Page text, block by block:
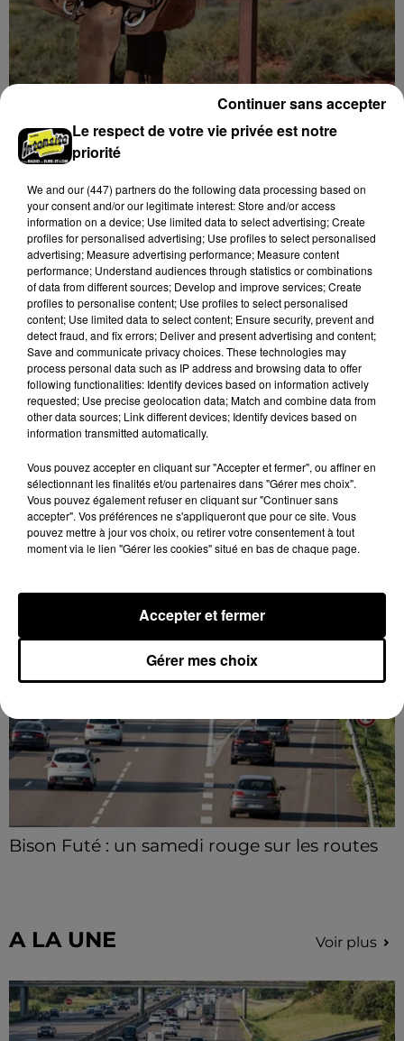
L'ACTEUR SAMY NACERI DE PASSAGE EN
EURE-ET-LOIR
DERNIERES INFOS Voir plus
CCF
Le C'Chartres Football reçoit, samedi 8 août les U19
Nationaux de l’US Orléans.
Bison Futé : un samedi rouge sur les routes
A LA UNE Voir plus
Le respect de votre vie privée est notre
priorité
We and our (447) partnersdo the following data processing based on
your consent and/or our legitimate interest: Store and/or access
information on a device; Use limited data to select advertising; Create
profiles for personalised advertising; Use profiles to select personalised
advertising; Measure advertising performance; Measure content
performance; Understand audiences through statistics or combinations
of data from different sources; Develop and improve services; Create
profiles to personalise content; Use profiles to select personalised
content; Use limited data to select content; Ensure security, prevent and
detect fraud, and fix errors; Deliver and present advertising and content;
Save and communicate privacy choices. These technologies may
process personal data such as IP address and browsing data to offer
following functionalities: Identify devices based on information actively
requested; Use precise geolocation data; Match and combine data from
other data sources; Link different devices; Identify devices based on
information transmitted automatically.
Vous pouvez accepter en cliquant sur "Accepter et fermer", ou affiner en
sélectionnant les finalités et/ou partenaires dans "Gérer mes choix".
Vous pouvez également refuser en cliquant sur "Continuer sans
accepter". Vos préférences ne s'appliqueront que pour ce site. Vous
pouvez mettre à jour vos choix, ou retirer votre consentement à tout
moment via le lien "Gérer les cookies" situé en bas de chaque page.
Gérer mes choix
Accepter et fermer
Continuer sans accepter